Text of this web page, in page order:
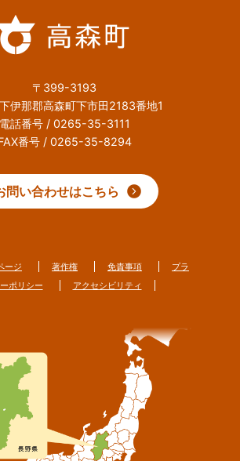
〒399-3193
伊那郡高森町下市田2183番地1
電話番号 / 0265-35-3111
番号 / 0265-35-8294
問い合わせはこちら
ージ 著作権 免責事項
プラ
ポリシー
アクセシビリティ